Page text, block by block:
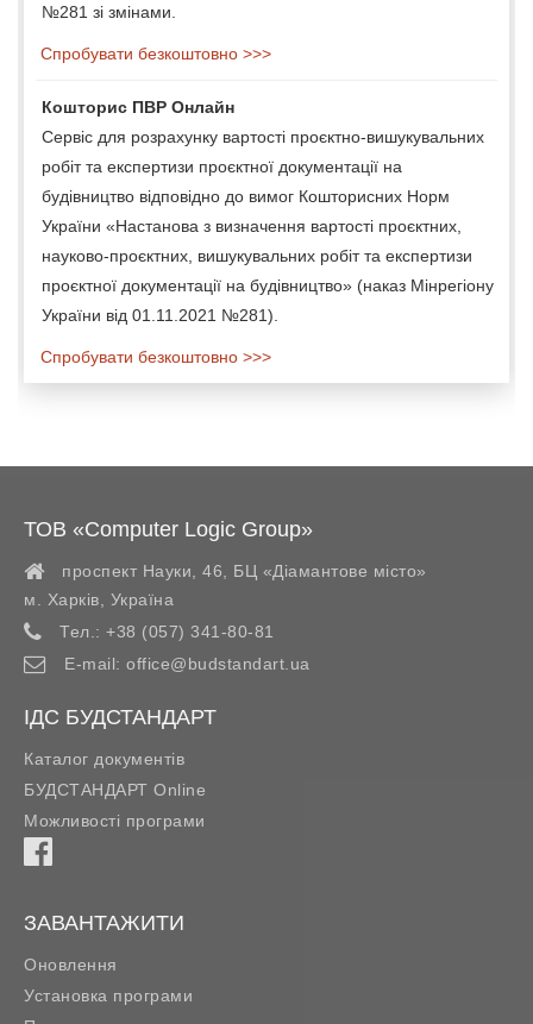
№281 зі змінами.
Спробувати безкоштовно >>>
Кошторис ПВР Онлайн
Сервіс для розрахунку вартості проєктно-вишукувальних
робіт та експертизи проєктної документації на
будівництво відповідно до вимог Кошторисних Норм
України «Настанова з визначення вартості проєктних,
науково-проєктних, вишукувальних робіт та експертизи
проєктної документації на будівництво» (наказ Мінрегіону
України від 01.11.2021 №281).
Спробувати безкоштовно >>>
ТОВ «Computer Logic Group»
проспект Науки, 46, БЦ «Діамантове місто»
м. Харків
Україна
Тел.: +38 (057) 341-80-81
E-mail: office@budstandart.ua
ІДС БУДСТАНДАРТ
Каталог документів
БУДСТАНДАРТ Online
Можливості програми
ЗАВАНТАЖИТИ
Оновлення
Установка програми